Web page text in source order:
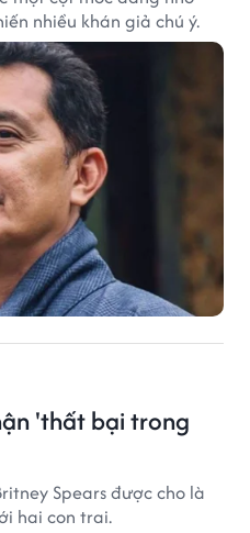
nhiều khán giả chú ý.
'thất bại trong
Spears được cho là
hai con trai.